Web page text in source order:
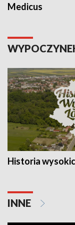
Medicus
Historia
INNE